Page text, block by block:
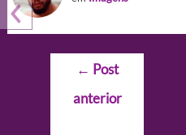
Navegação
Post
← Post
anterior